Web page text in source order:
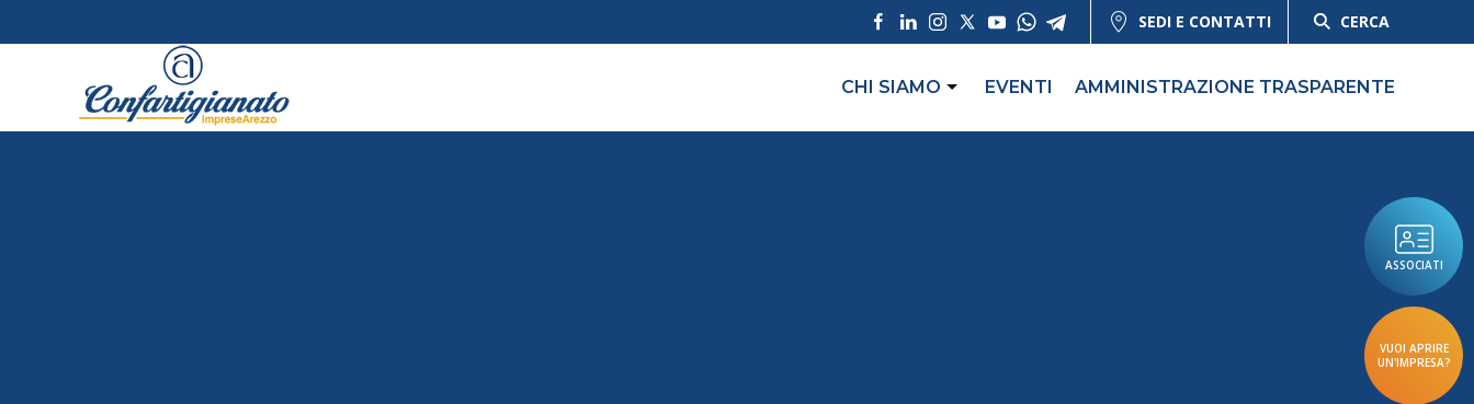
SEDI E CONTATTI CERCA
CHI SIAMO EVENTI AMMINISTRAZIONE TRASPARENTE
ASSOCIATI
VUOI APRIRE
UN'IMPRESA?